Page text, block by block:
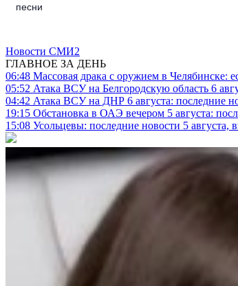
песни
Новости СМИ2
ГЛАВНОЕ ЗА ДЕНЬ
06:48 Массовая драка с оружием в Челябинске:
05:52 Атака ВСУ на Белгородскую область 6
04:42 Атака ВСУ на ДНР 6 августа: последние
19:15 Обстановка в ОАЭ вечером 5 августа:
15:08 Усольцевы: последние новости 5 августа,